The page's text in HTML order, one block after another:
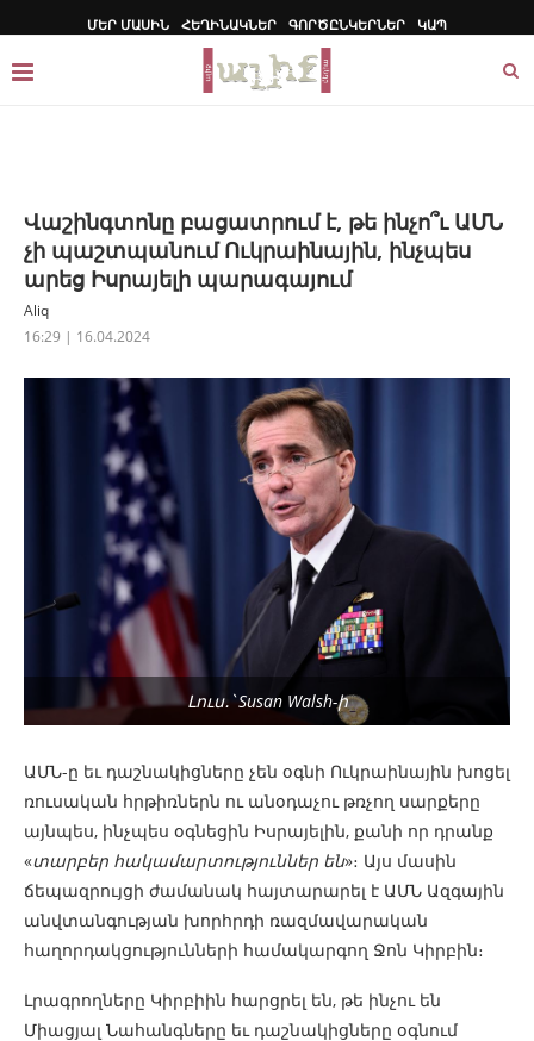
ՄԵՐ ՄԱՍԻՆ ՀԵՂԻՆԱԿՆԵՐ ԳՈՐԾԸՆԿԵՐՆԵՐ ԿԱՊ
Վաշինգտոնը բացատրում է, թե ինչո՞ւ ԱՄՆ
չի պաշտպանում Ուկրաինային, ինչպես
արեց Իսրայելի պարագայում
Aliq
16:29 | 16.04.2024
Լուս․՝ Susan Walsh-ի
ԱՄՆ-ը եւ դաշնակիցները չեն օգնի Ուկրաինային խոցել
ռուսական հրթիռներն ու անօդաչու թռչող սարքերը
այնպես, ինչպես օգնեցին Իսրայելին, քանի որ դրանք
«տարբեր հակամարտություններ են»։ Այս մասին
ճեպազրույցի ժամանակ հայտարարել է ԱՄՆ Ազգային
անվտանգության խորհրդի ռազմավարական
հաղորդակցությունների համակարգող Ջոն Կիրբին։
Լրագրողները Կիրբիին հարցրել են, թե ինչու են
Միացյալ Նահանգները եւ դաշնակիցները օգնում